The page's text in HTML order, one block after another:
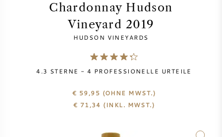
ALLE WEINE
NEU EINGETROFFEN
VINTAGE CHART
CHAMPAGNER
WEINANGEBOTE
WHISKYANGEBOTE
BORDEAUX SUBSKRIPTION
Chardonnay Hudson
Vineyard 2019
HUDSON VINEYARDS
4.3 STERNE - 4 PROFESSIONELLE URTEILE
€ 59,95 (OHNE MWST.)
€ 71,34 (INKL. MWST.)